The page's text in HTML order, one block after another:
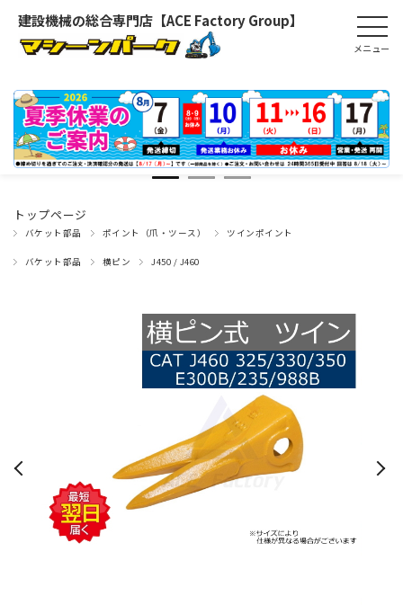
建設機械の総合専門店【ACE Factory Group】
トップページ
バケット部品 ポイント（爪・ツース） ツインポイント
バケット部品 横ピン J450 / J460